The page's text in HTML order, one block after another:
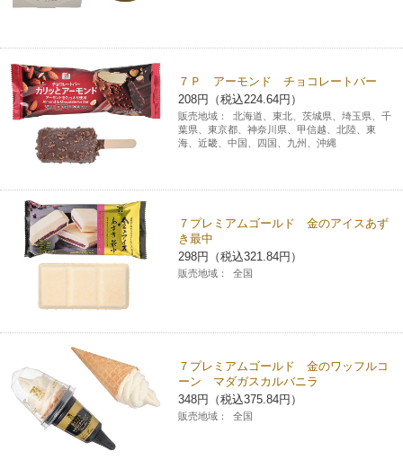
７Ｐ アーモンド チョコレートバー
208円（税込224.64円）
販売地域：
北海道、東北、茨城県、埼玉県、千
葉県、東京都、神奈川県、甲信越、北陸、東
海、近畿、中国、四国、九州、沖縄
７プレミアムゴールド 金のアイスあず
き最中
298円（税込321.84円）
販売地域： 全国
７プレミアムゴールド 金のワッフルコ
ーン マダガスカルバニラ
348円（税込375.84円）
販売地域： 全国